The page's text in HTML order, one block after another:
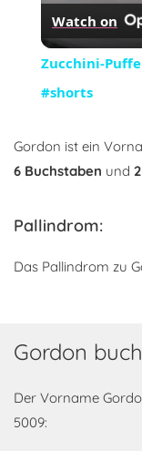
Watch on
Zucchini-
#shorts
Gordon ist ein
6 Buchstaben und
Pallindrom:
Das Pallindrom zu
Gordon
Der Vorname
5009: